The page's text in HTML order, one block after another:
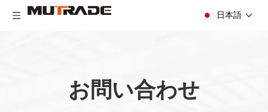
日本語
お問い合わせ